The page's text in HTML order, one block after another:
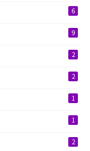
6
9
2
2
1
1
2